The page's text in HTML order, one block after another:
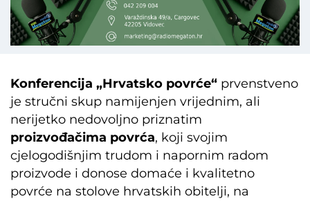
Konferencija „Hrvatsko povrće“ prvenstveno
je stručni skup namijenjen vrijednim, ali
nerijetko nedovoljno priznatim
proizvođačima povrća, koji svojim
cjelogodišnjim trudom i napornim radom
proizvode i donose domaće i kvalitetno
povrće na stolove hrvatskih obitelji, na